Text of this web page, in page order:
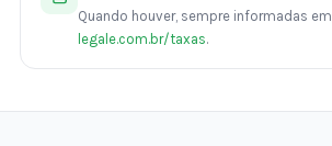
Quando houver, sempre informadas em
legale.com.br/taxas.